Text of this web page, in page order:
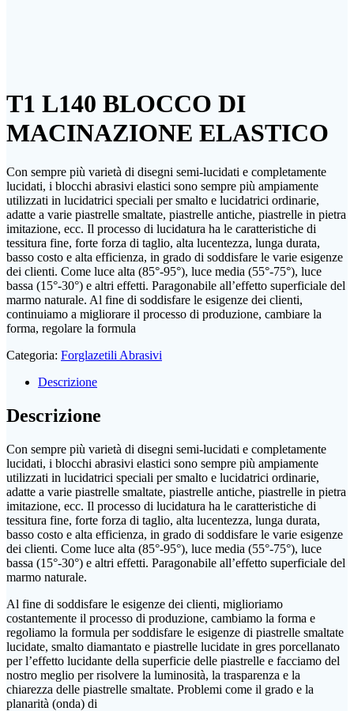
T1 L140 BLOCCO DI
MACINAZIONE ELASTICO
Con sempre più varietà di disegni semi-lucidati e completamente
lucidati, i blocchi abrasivi elastici sono sempre più ampiamente
utilizzati in lucidatrici speciali per smalto e lucidatrici ordinarie,
adatte a varie piastrelle smaltate, piastrelle antiche, piastrelle in pietra
imitazione, ecc. Il processo di lucidatura ha le caratteristiche di
tessitura fine, forte forza di taglio, alta lucentezza, lunga durata,
basso costo e alta efficienza, in grado di soddisfare le varie esigenze
dei clienti. Come luce alta (85°-95°), luce media (55°-75°), luce
bassa (15°-30°) e altri effetti. Paragonabile all’effetto superficiale del
marmo naturale. Al fine di soddisfare le esigenze dei clienti,
continuiamo a migliorare il processo di produzione, cambiare la
forma, regolare la formula
Categoria: Forglazetili Abrasivi
Descrizione
Descrizione
Con sempre più varietà di disegni semi-lucidati e completamente
lucidati, i blocchi abrasivi elastici sono sempre più ampiamente
utilizzati in lucidatrici speciali per smalto e lucidatrici ordinarie,
adatte a varie piastrelle smaltate, piastrelle antiche, piastrelle in pietra
imitazione, ecc. Il processo di lucidatura ha le caratteristiche di
tessitura fine, forte forza di taglio, alta lucentezza, lunga durata,
basso costo e alta efficienza, in grado di soddisfare le varie esigenze
dei clienti. Come luce alta (85°-95°), luce media (55°-75°), luce
bassa (15°-30°) e altri effetti. Paragonabile all’effetto superficiale del
marmo naturale.
Al fine di soddisfare le esigenze dei clienti, miglioriamo
costantemente il processo di produzione, cambiamo la forma e
regoliamo la formula per soddisfare le esigenze di piastrelle smaltate
lucidate, smalto diamantato e piastrelle lucidate in gres porcellanato
per l’effetto lucidante della superficie delle piastrelle e facciamo del
nostro meglio per risolvere la luminosità, la trasparenza e la
chiarezza delle piastrelle smaltate. Problemi come il grado e la
planarità (onda) di